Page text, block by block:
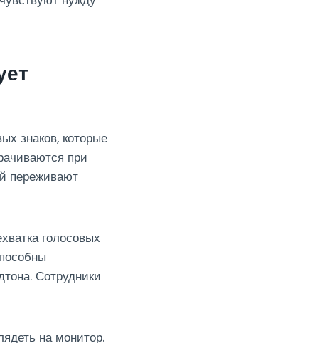
знаков, которые
при
переживают
голосовых
Сотрудники
на монитор.